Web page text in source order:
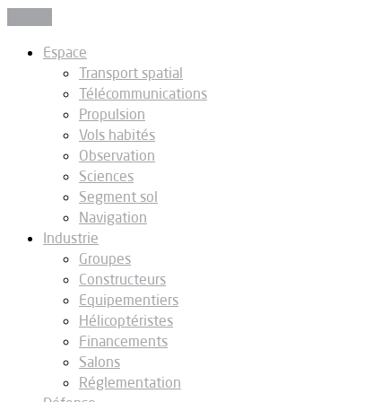
Espace
Transport spatial
Télécommunications
Propulsion
Vols habités
Observation
Sciences
Segment sol
Navigation
Industrie
Groupes
Constructeurs
Equipementiers
Hélicoptéristes
Financements
Salons
Réglementation